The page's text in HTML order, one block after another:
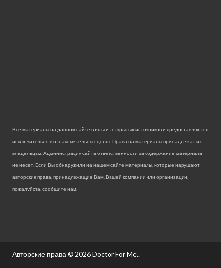
Все материалы на данном сайте взяты из открытых источников и предоставляются
исключительно в ознакомительных целях. Права на материалы принадлежат их
владельцам. Администрация сайта ответственности за содержание материала
не несет. Если Вы обнаружили на нашем сайте материалы, которые нарушают
авторские права, принадлежащие Вам, Вашей компании или организации,
пожалуйста, сообщите нам.
Авторские права © 2026Doctor For Me..